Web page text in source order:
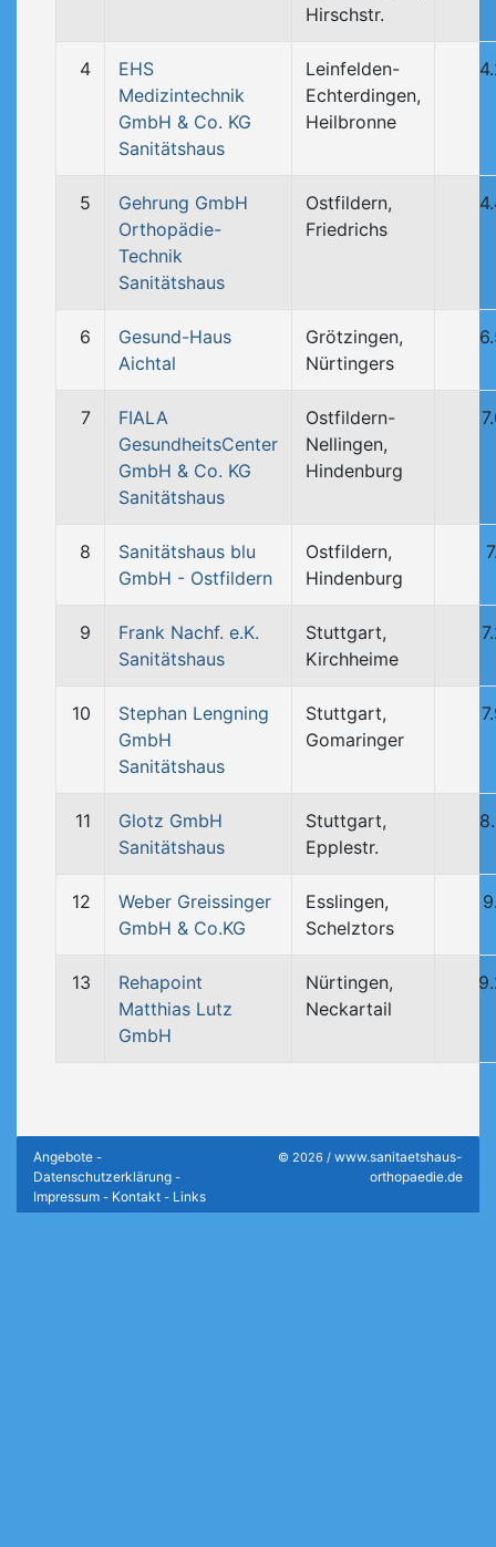
Hirschstr.
4
EHS
Medizintechnik
GmbH & Co. KG
Sanitätshaus
Leinfelden-
Echterdingen,
Heilbronne
5
Gehrung GmbH
Orthopädie-
Technik
Sanitätshaus
Ostfildern,
Friedrichs
6
Gesund-Haus
Aichtal
Grötzingen,
Nürtingers
7
FIALA
GesundheitsCenter
GmbH & Co. KG
Sanitätshaus
Ostfildern-
Nellingen,
Hindenburg
8
Sanitätshaus blu
GmbH - Ostfildern
Ostfildern,
Hindenburg
9
Frank Nachf. e.K.
Sanitätshaus
Stuttgart,
Kirchheime
10
Stephan Lengning
GmbH
Sanitätshaus
Stuttgart,
Gomaringer
11
Glotz GmbH
Sanitätshaus
Stuttgart,
Epplestr.
12
Weber Greissinger
GmbH & Co.KG
Esslingen,
Schelztors
13
Rehapoint
Matthias Lutz
GmbH
Nürtingen,
Neckartail
Angebote -
Datenschutzerklärung -
Impressum - Kontakt - Links
© 2026 / www.sanitaetshaus-
orthopaedie.de